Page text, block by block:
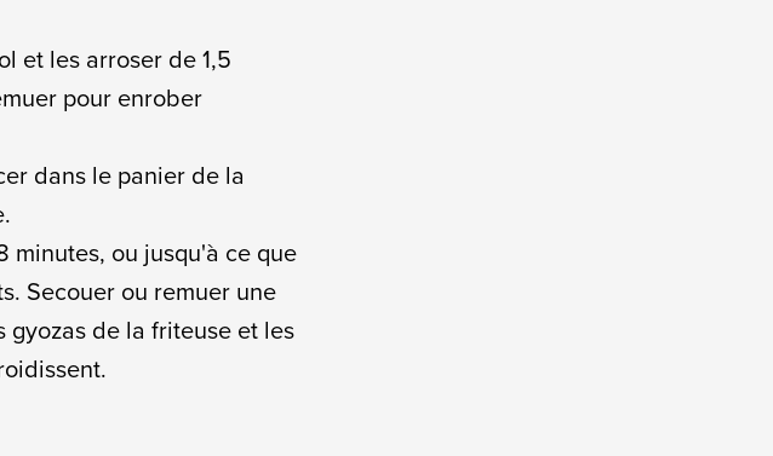
et les arroser de 1,5
pour enrober
dans le panier de la
ou jusqu'à ce que
Secouer ou remuer une
gyozas de la friteuse et les